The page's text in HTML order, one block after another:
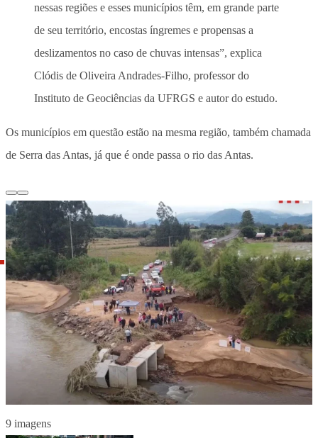
nessas regiões e esses municípios têm, em grande parte
de seu território, encostas íngremes e propensas a
deslizamentos no caso de chuvas intensas”, explica
Clódis de Oliveira Andrades-Filho, professor do
Instituto de Geociências da UFRGS e autor do estudo.
Os municípios em questão estão na mesma região, também chamada
de Serra das Antas, já que é onde passa o rio das Antas.
9 imagens